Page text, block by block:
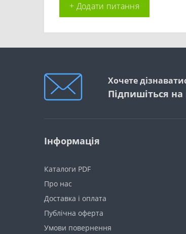
+ Додати питання
Хочете
Підпишіться
Інформація
Каталоги PDF
Про нас
Доставка і оплата
Публічна оферта
Умови повернення